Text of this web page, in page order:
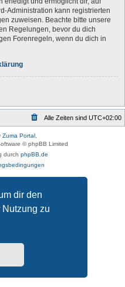
dir den
zu
Administration kann registrierten
zuweisen. Beachte bitte unsere
Regelungen, bevor du dich
Forenregeln, wenn du dich in
Alle Zeiten sind UTC+02:00
Zuma Portal
© phpBB Limited
durch phpBB.de